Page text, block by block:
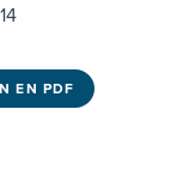
EN PDF